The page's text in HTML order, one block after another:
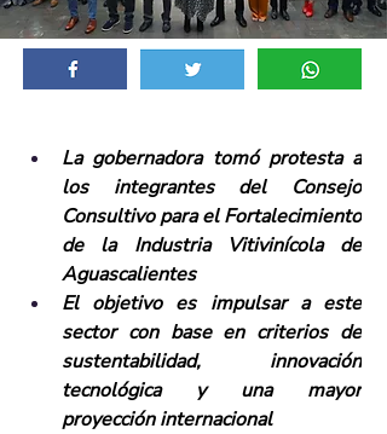
La gobernadora tomó protesta a
los integrantes del Consejo
Consultivo para el Fortalecimiento
de la Industria Vitivinícola de
Aguascalientes
El objetivo es impulsar a este
sector con base en criterios de
sustentabilidad, innovación
tecnológica y una mayor
proyección internacional